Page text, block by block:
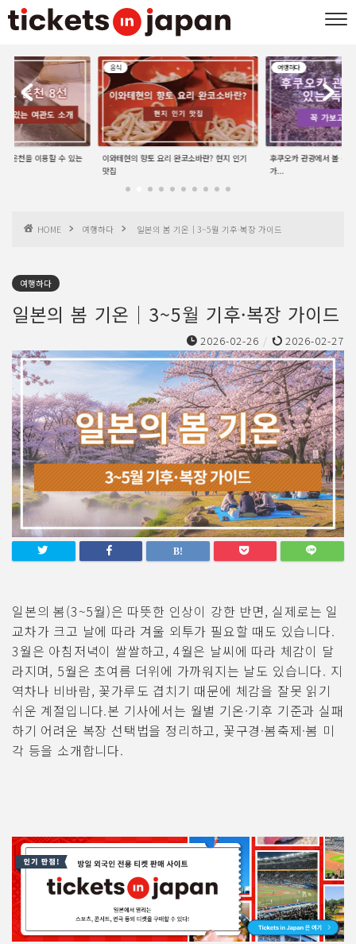
완코소바란? 현지 인기
여행하다
후쿠오카 관광에서 볼 수 있는 독특한 것들: 꼭
가...
여행하다
일본 오미쿠지란? 종류·뽑
드
HOME 여행하다 일본의 봄 기온｜3~5월 기후·복장 가이드
여행하다
일본의 봄 기온｜3~5월 기후·복장 가이드
2026-02-26 / 2026-02-27
일본의 봄(3~5월)은 따뜻한 인상이 강한 반면, 실제로는 일
교차가 크고 날에 따라 겨울 외투가 필요할 때도 있습니다.
3월은 아침저녁이 쌀쌀하고, 4월은 날씨에 따라 체감이 달
라지며, 5월은 초여름 더위에 가까워지는 날도 있습니다. 지
역차나 비바람, 꽃가루도 겹치기 때문에 체감을 잘못 읽기
쉬운 계절입니다.본 기사에서는 월별 기온·기후 기준과 실패
하기 어려운 복장 선택법을 정리하고, 꽃구경·봄축제·봄 미
각 등을 소개합니다.